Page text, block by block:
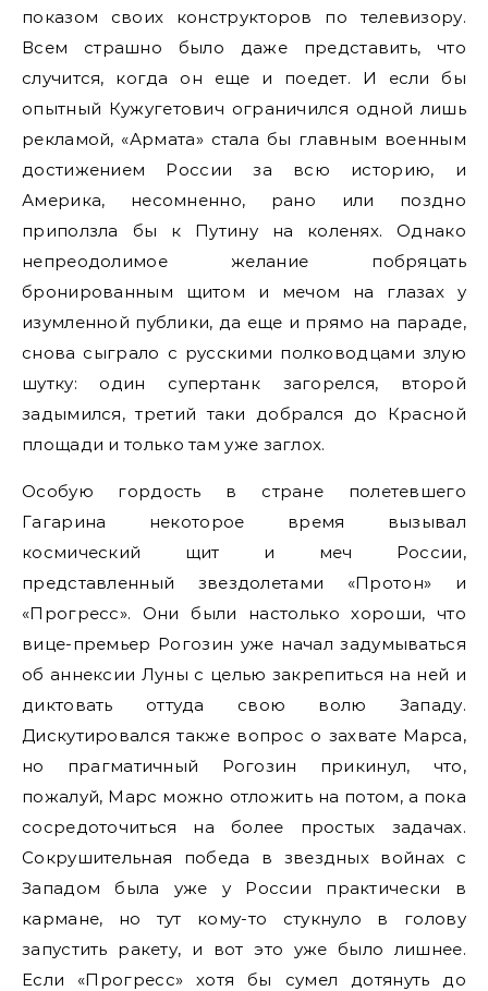
показом своих конструкторов по телевизору.
Всем страшно было даже представить, что
случится, когда он еще и поедет. И если бы
опытный Кужугетович ограничился одной лишь
рекламой, «Армата» стала бы главным военным
достижением России за всю историю, и
Америка, несомненно, рано или поздно
приползла бы к Путину на коленях. Однако
непреодолимое желание побряцать
бронированным щитом и мечом на глазах у
изумленной публики, да еще и прямо на параде,
снова сыграло с русскими полководцами злую
шутку: один супертанк загорелся, второй
задымился, третий таки добрался до Красной
площади и только там уже заглох.
Особую гордость в стране полетевшего
Гагарина некоторое время вызывал
космический щит и меч России,
представленный звездолетами «Протон» и
«Прогресс». Они были настолько хороши, что
вице-премьер Рогозин уже начал задумываться
об аннексии Луны с целью закрепиться на ней и
диктовать оттуда свою волю Западу.
Дискутировался также вопрос о захвате Марса,
но прагматичный Рогозин прикинул, что,
пожалуй, Марс можно отложить на потом, а пока
сосредоточиться на более простых задачах.
Сокрушительная победа в звездных войнах с
Западом была уже у России практически в
кармане, но тут кому-то стукнуло в голову
запустить ракету, и вот это уже было лишнее.
Если «Прогресс» хотя бы сумел дотянуть до